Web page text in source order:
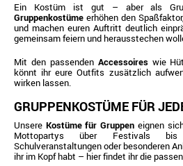
Ein Kostüm ist gut – aber als
Gruppenkostüme erhöhen den
und machen euren Auftritt deutlich
gemeinsam feiern und herausstechen
Mit den passenden Accessoireswie
könnt ihr eure Outfits zusätzlich
wirken lassen.
GRUPPENKOSTÜME FÜR
Unsere Kostüme für Gruppen eignen
Mottopartys über Festivals
Schulveranstaltungen oder besonderen
ihr im Kopf habt – hier findet ihr die